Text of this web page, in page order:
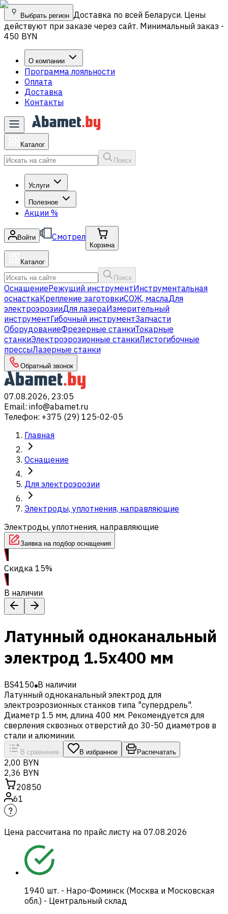
Выбрать регион Доставка по всей Беларуси. Цены
действуют при заказе через сайт. Минимальный заказ -
450 BYN
О компании
Программа лояльности
Оплата
Доставка
Контакты
Каталог
Поиск
Услуги
Полезное
Акции %
Войти Смотрел
Корзина
Каталог
Поиск
ОснащениеРежущий инструментИнструментальная
оснасткаКрепление заготовкиСОЖ, маслаДля
электроэрозииДля лазераИзмерительный
инструментГибочный инструментЗапчасти
ОборудованиеФрезерные станкиТокарные
станкиЭлектроэрозионные станкиЛистогибочные
прессыЛазерные станки
Обратный звонок
07.08.2026, 23:05
Email: info@abamet.ru
Телефон: +375 (29) 125-02-05
Главная
Оснащение
Для электроэрозии
Электроды, уплотнения, направляющие
Электроды, уплотнения, направляющие
Заявка на подбор оснащения
Скидка 15%
В наличии
Латунный одноканальный
электрод 1.5x400 мм
BS4150 В наличии
Латунный одноканальный электрод для
электроэрозионных станков типа "супердрель".
Диаметр 1.5 мм, длина 400 мм. Рекомендуется для
сверления сквозных отверстий до 30-50 диаметров в
стали и алюминии.
В сравнение В избранное Распечатать
2,00 BYN
2,36 BYN
20850
61
Цена рассчитана по прайс листу на 07.08.2026
1940 шт. - Наро-Фоминск (Москва и Московская
обл.) - Центральный склад